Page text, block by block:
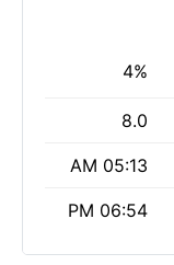
4%
8.0
05:13 AM
06:54 PM